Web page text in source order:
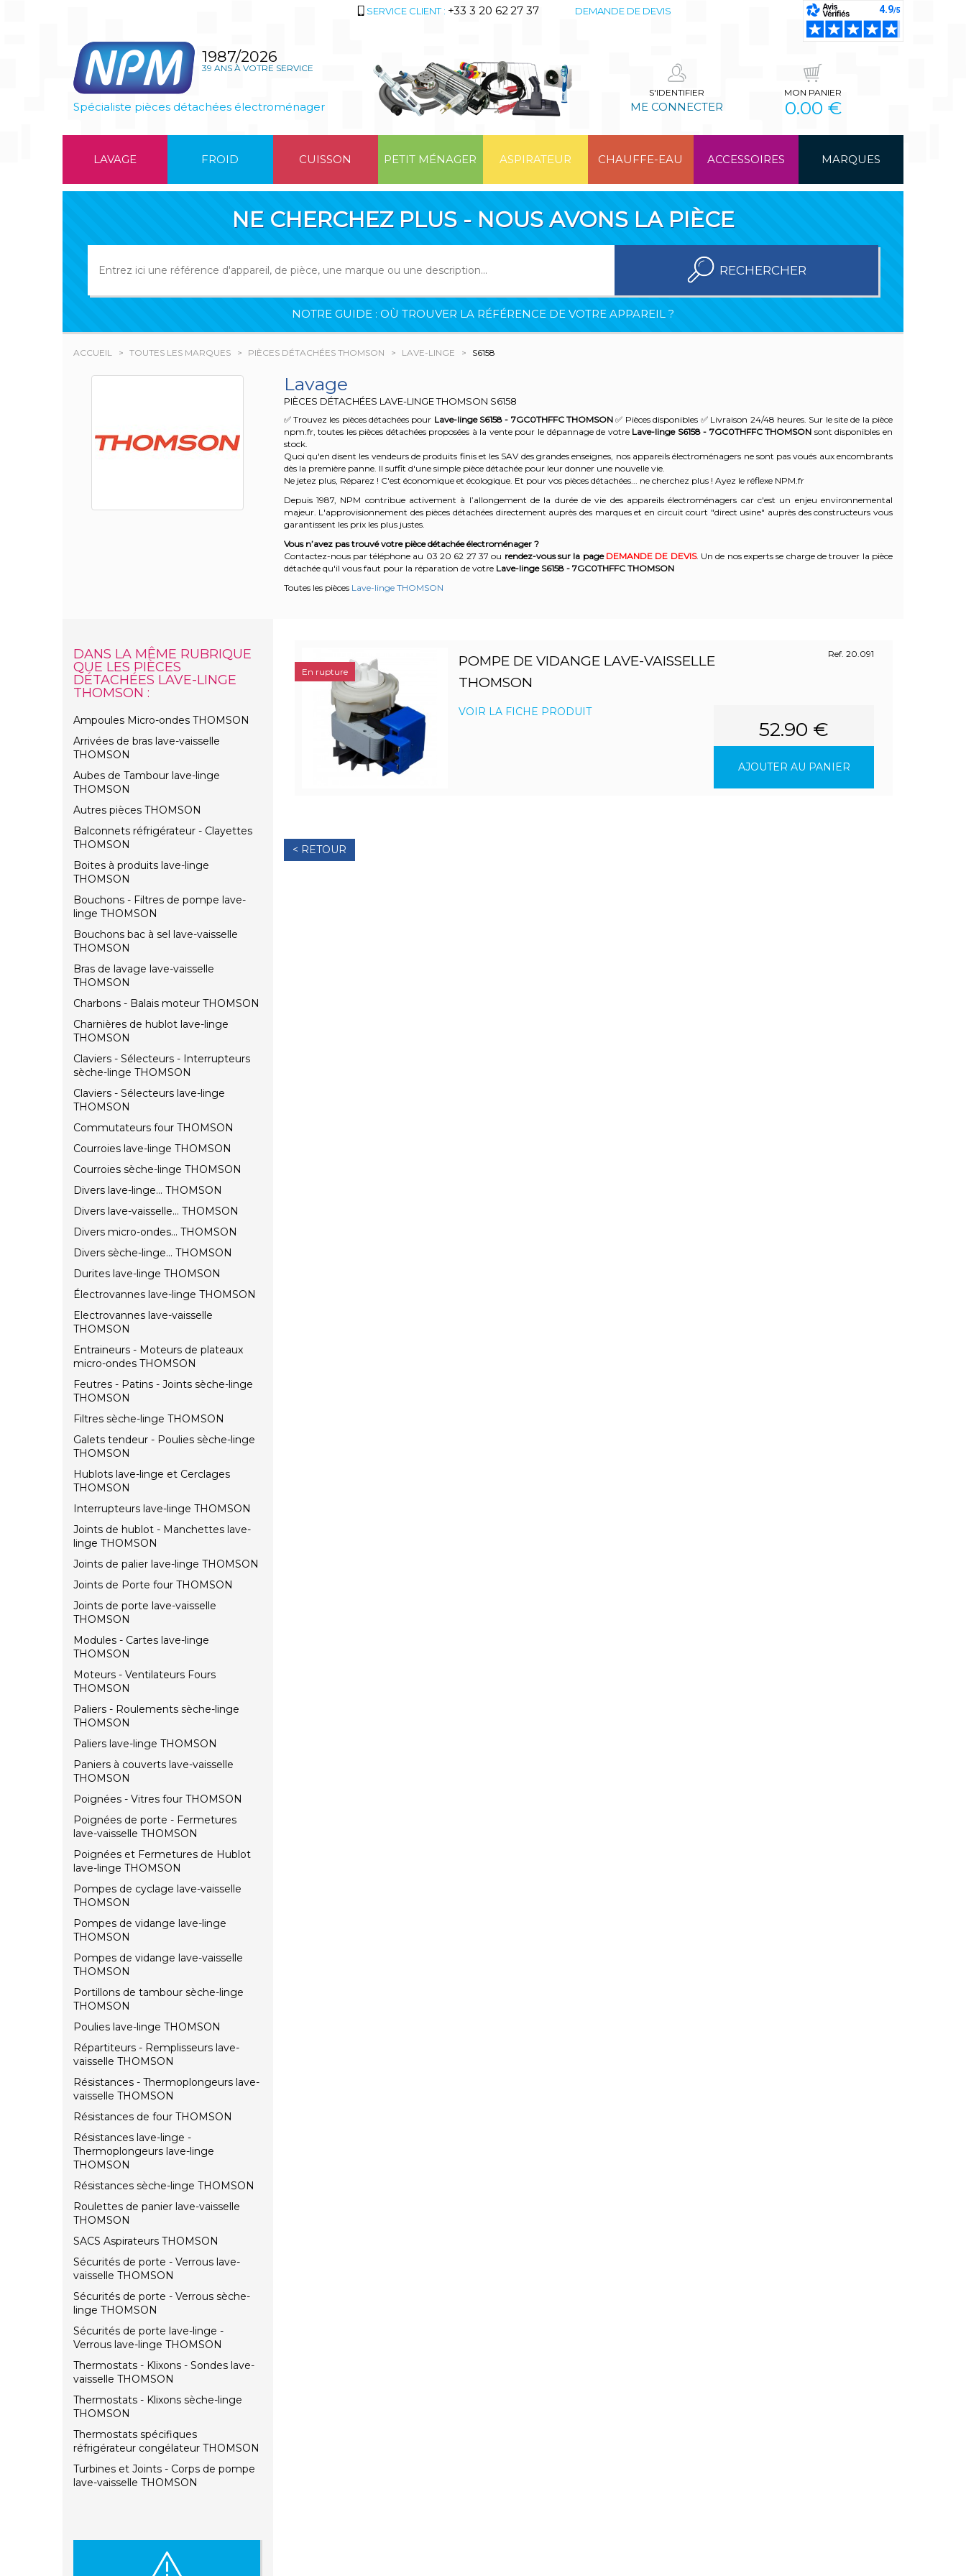
SERVICE CLIENT : +33 3 20 62 27 37 DEMANDE DE DEVIS
1987/2026
39 ANS À VOTRE SERVICE
Spécialiste pièces détachées électroménager
S'IDENTIFIER
ME CONNECTER
MON PANIER
0.00 €
LAVAGE FROID CUISSON PETIT MÉNAGER ASPIRATEUR CHAUFFE-EAU ACCESSOIRES MARQUES
NE CHERCHEZ PLUS - NOUS AVONS LA PIÈCE
RECHERCHER
NOTRE GUIDE : OÙ TROUVER LA RÉFÉRENCE DE VOTRE APPAREIL ?
ACCUEIL TOUTES LES MARQUES PIÈCES DÉTACHÉES THOMSON LAVE-LINGE S6158
Lavage
PIÈCES DÉTACHÉES LAVE-LINGE THOMSON S6158
✅ Trouvez les pièces détachées pour Lave-linge S6158 - 7GC0THFFC THOMSON✅ Pièces disponibles ✅ Livraison 24/48 heures. Sur le site de la pièce
npm.fr, toutes les pièces détachées proposées à la vente pour le dépannage de votre Lave-linge S6158 - 7GC0THFFC THOMSON sont disponibles en
stock.
Quoi qu'en disent les vendeurs de produits finis et les SAV des grandes enseignes, nos appareils électroménagers ne sont pas voués aux encombrants
dès la première panne. Il suffit d'une simple pièce détachée pour leur donner une nouvelle vie.
Ne jetez plus, Réparez ! C'est économique et écologique. Et pour vos pièces détachées... ne cherchez plus ! Ayez le réflexe NPM.fr
Depuis 1987, NPM contribue activement à l’allongement de la durée de vie des appareils électroménagers car c'est un enjeu environnemental
majeur. L'approvisionnement des pièces détachées directement auprès des marques et en circuit court "direct usine" auprès des constructeurs vous
garantissent les prix les plus justes.
Vous n’avez pas trouvé votre pièce détachée électroménager ?
Contactez-nous par téléphone au 03 20 62 27 37 ou rendez-vous sur la page DEMANDE DE DEVIS. Un de nos experts se charge de trouver la pièce
détachée qu'il vous faut pour la réparation de votre Lave-linge S6158 - 7GC0THFFC THOMSON
Toutes les pièces Lave-linge THOMSON
DANS LA MÊME RUBRIQUE
QUE LES PIÈCES
DÉTACHÉES LAVE-LINGE
THOMSON :
Ampoules Micro-ondes THOMSON
Arrivées de bras lave-vaisselle
THOMSON
Aubes de Tambour lave-linge
THOMSON
Autres pièces THOMSON
Balconnets réfrigérateur - Clayettes
THOMSON
Boites à produits lave-linge
THOMSON
Bouchons - Filtres de pompe lave-
linge THOMSON
Bouchons bac à sel lave-vaisselle
THOMSON
Bras de lavage lave-vaisselle
THOMSON
Charbons - Balais moteur THOMSON
Charnières de hublot lave-linge
THOMSON
Claviers - Sélecteurs - Interrupteurs
sèche-linge THOMSON
Claviers - Sélecteurs lave-linge
THOMSON
Commutateurs four THOMSON
Courroies lave-linge THOMSON
Courroies sèche-linge THOMSON
Divers lave-linge... THOMSON
Divers lave-vaisselle... THOMSON
Divers micro-ondes... THOMSON
Divers sèche-linge... THOMSON
Durites lave-linge THOMSON
Électrovannes lave-linge THOMSON
Electrovannes lave-vaisselle
THOMSON
Entraineurs - Moteurs de plateaux
micro-ondes THOMSON
Feutres - Patins - Joints sèche-linge
THOMSON
Filtres sèche-linge THOMSON
Galets tendeur - Poulies sèche-linge
THOMSON
Hublots lave-linge et Cerclages
THOMSON
Interrupteurs lave-linge THOMSON
Joints de hublot - Manchettes lave-
linge THOMSON
Joints de palier lave-linge THOMSON
Joints de Porte four THOMSON
Joints de porte lave-vaisselle
THOMSON
Modules - Cartes lave-linge
THOMSON
Moteurs - Ventilateurs Fours
THOMSON
Paliers - Roulements sèche-linge
THOMSON
Paliers lave-linge THOMSON
Paniers à couverts lave-vaisselle
THOMSON
Poignées - Vitres four THOMSON
Poignées de porte - Fermetures
lave-vaisselle THOMSON
Poignées et Fermetures de Hublot
lave-linge THOMSON
Pompes de cyclage lave-vaisselle
THOMSON
Pompes de vidange lave-linge
THOMSON
Pompes de vidange lave-vaisselle
THOMSON
Portillons de tambour sèche-linge
THOMSON
Poulies lave-linge THOMSON
Répartiteurs - Remplisseurs lave-
vaisselle THOMSON
Résistances - Thermoplongeurs lave-
vaisselle THOMSON
Résistances de four THOMSON
Résistances lave-linge -
Thermoplongeurs lave-linge
THOMSON
Résistances sèche-linge THOMSON
Roulettes de panier lave-vaisselle
THOMSON
SACS Aspirateurs THOMSON
Sécurités de porte - Verrous lave-
vaisselle THOMSON
Sécurités de porte - Verrous sèche-
linge THOMSON
Sécurités de porte lave-linge -
Verrous lave-linge THOMSON
Thermostats - Klixons - Sondes lave-
vaisselle THOMSON
Thermostats - Klixons sèche-linge
THOMSON
Thermostats spécifiques
réfrigérateur congélateur THOMSON
Turbines et Joints - Corps de pompe
lave-vaisselle THOMSON
POMPE DE VIDANGE LAVE-VAISSELLE
THOMSON
Ref. 20.091
VOIR LA FICHE PRODUIT
52.90 €
AJOUTER AU PANIER
En rupture
< RETOUR